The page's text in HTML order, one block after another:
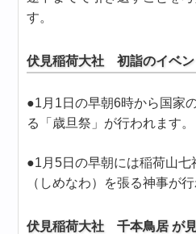
す。
伏見稲荷大社 初詣のイベン
●1月1日の早朝6時から国家
る「歳旦祭」が行われます。
●1月5日の早朝には稲荷山七
（しめなわ）を張る神事が行
伏見稲荷大社 千本鳥居 が